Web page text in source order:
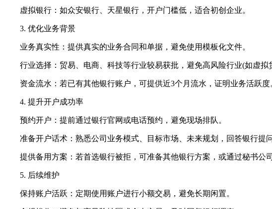
虚拟银行：如众安银行、天星银行，开户门槛低，适合初创企业。
3. 优化业务背景
业务真实性：提供真实的业务合同和单据，避免使用模板化文件。
行业选择：贸易、电商、科技等行业较易获批，避免高风险行业(如虚拟
资金流水：若已有其他银行账户，可提供近3个月流水，证明业务活跃度
4. 提升开户成功率
预约开户：提前通过银行官网或电话预约，避免现场排队。
准备开户话术：熟悉公司业务模式、目标市场、未来规划，回答银行提问
提供备用方案：若首选银行被拒，可准备其他银行方案，或通过秘书公司
5. 后续维护
保持账户活跃：定期使用账户进行小额交易，避免长期闲置。